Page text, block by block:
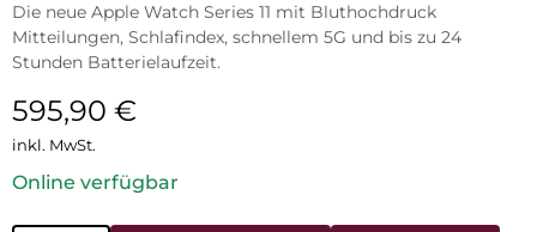
Die neue Apple Watch Series 11 mit Bluthochdruck
Mitteilungen, Schlafindex, schnellem 5G und bis zu 24
Stunden Batterielaufzeit.
595,90 €
inkl. MwSt.
Online verfügbar